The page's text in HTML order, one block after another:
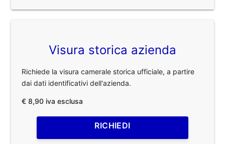
Visura storica azienda
Richiede la visura camerale storica ufficiale, a partire
dai dati identificativi dell'azienda.
€ 8,90 iva esclusa
RICHIEDI